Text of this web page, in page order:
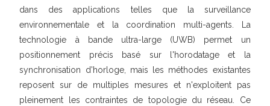
dans des applications telles que la surveillance
environnementale et la coordination multi-agents. La
technologie à bande ultra-large (UWB) permet un
positionnement précis basé sur l'horodatage et la
synchronisation d'horloge, mais les méthodes existantes
reposent sur de multiples mesures et n'exploitent pas
pleinement les contraintes de topologie du réseau. Ce